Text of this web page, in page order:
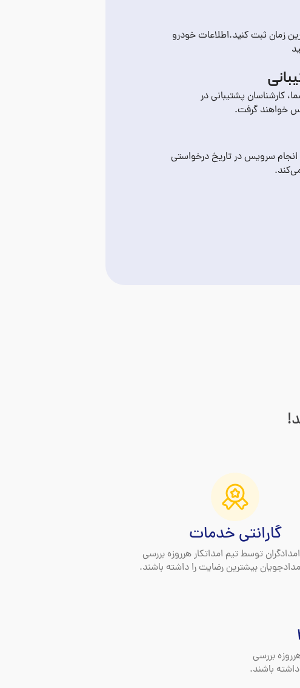
زمان ثبت کنید.اطلاعات خودرو
پشتیبانی در
خواهند گرفت.
سرویس در تاریخ درخواستی
گارانتی خدمات
توسط تیم امداتکار هرروزه بررسی
بیشترین رضایت را داشته باشند.
بررسی
باشند.